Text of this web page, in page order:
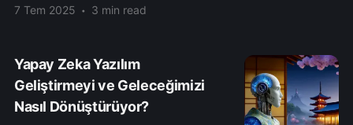
7 Tem 2025 3 min read
Yapay Zeka Yazılım
Geliştirmeyi ve Geleceğimizi
Nasıl Dönüştürüyor?